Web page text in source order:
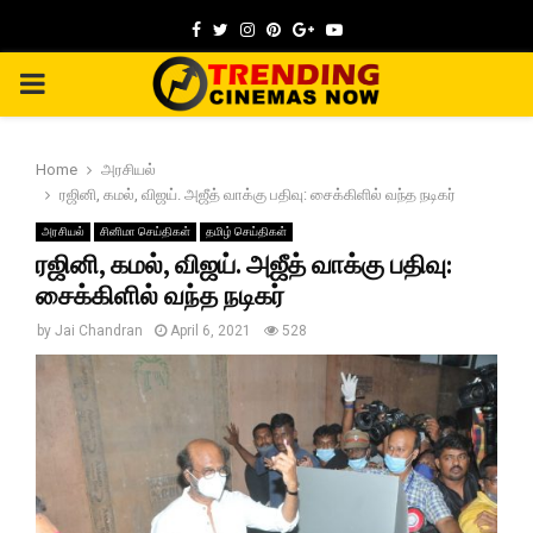
Facebook
TwitterInstagram
Pinterest
GoogleYoutube
PRIMARY
Home
அரசியல்
ரஜினி, கமல், விஜய். அஜீத் வாக்கு பதிவு: சைக்கிளில் வந்த நடிகர்
அரசியல் சினிமா செய்திகள் தமிழ் செய்திகள்
ரஜினி, கமல், விஜய். அஜீத் வாக்கு பதிவு:
சைக்கிளில் வந்த நடிகர்
by Jai Chandran April 6, 2021 528